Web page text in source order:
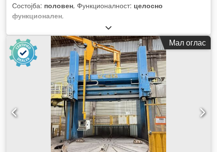
Состојба: половен, Функционалност: целосно
функционален,
Мал оглас